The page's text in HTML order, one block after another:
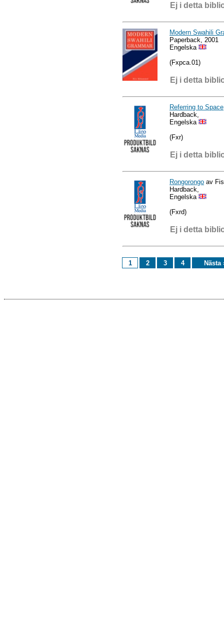
Ej i detta
Modern Swahili
Paperback, 2001
Engelska
(Fxpca.01)
Ej i detta
Referring to Space
Hardback,
Engelska
(Fxr)
Ej i detta
Rongorongo av
Hardback,
Engelska
(Fxrd)
Ej i detta
1 2 3 4 Nästa